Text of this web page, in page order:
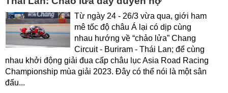
Từ ngày 24 - 26/3 vừa qua, giới ham
mê tốc độ châu Á lại có dịp cùng
nhau hướng về “chảo lửa” Chang
Circuit - Buriram - Thái Lan; để cùng
nhau khởi động giải đua cấp châu lục Asia Road Racing
Championship mùa giải 2023. Đây có thể nói là một sân
đấu...